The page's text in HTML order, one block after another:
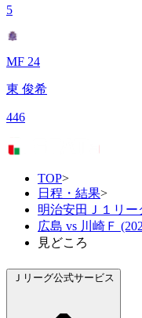
5
MF 24
東 俊希
446
TOP>
日程・結果>
明治安田Ｊ１リー
広島 vs 川崎Ｆ
見どころ
Ｊリーグ公式サービス